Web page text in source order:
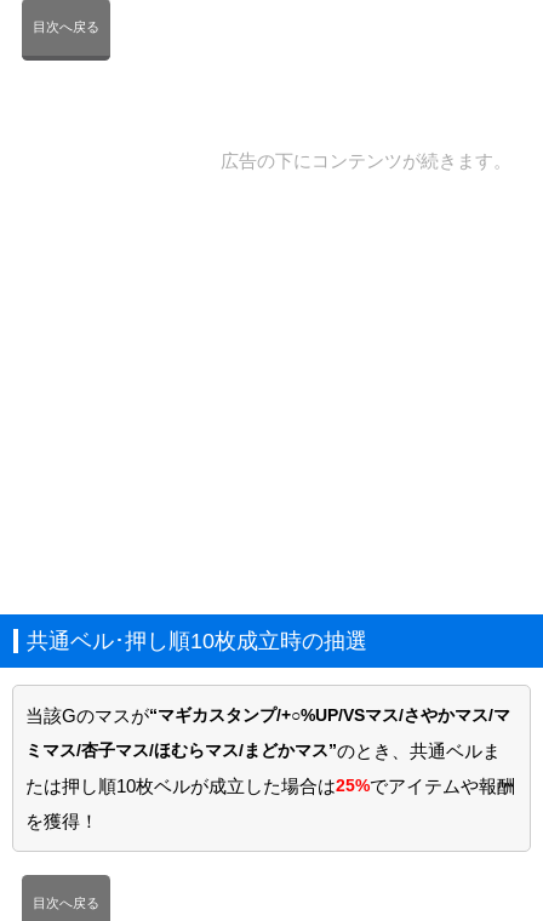
目次へ戻る
広告の下にコンテンツが続きます。
共通ベル･押し順10枚成立時の抽選
当該Gのマスが“マギカスタンプ/+○%UP/VSマス/さやかマス/マ
ミマス/杏子マス/ほむらマス/まどかマス”のとき、共通ベルま
たは押し順10枚ベルが成立した場合は25%でアイテムや報酬
を獲得！
目次へ戻る